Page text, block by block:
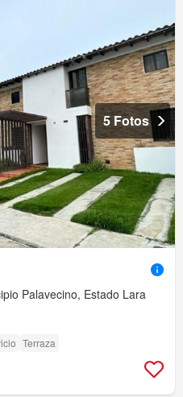
5 Fotos
Palavecino, Estado Lara
Terraza